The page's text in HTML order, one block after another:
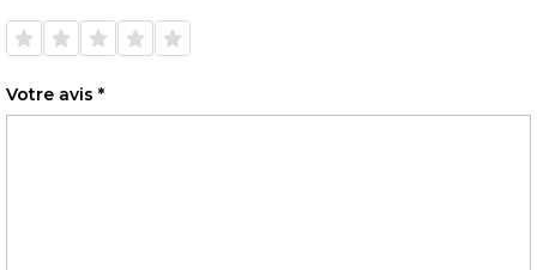
1 étoile
sur 5
2 étoiles
sur 5
3 étoiles
sur 5
4 étoiles
sur 5
5 étoiles
sur 5
Votre avis *